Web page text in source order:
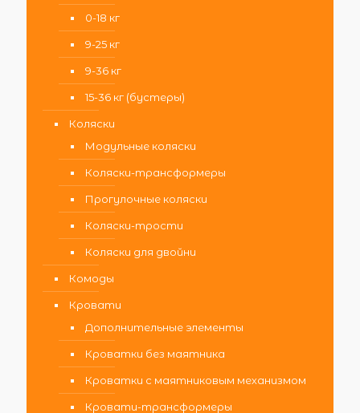
0-18 кг
9-25 кг
9-36 кг
15-36 кг (бустеры)
Коляски
Модульные коляски
Коляски-трансформеры
Прогулочные коляски
Коляски-трости
Коляски для двойни
Комоды
Кровати
Дополнительные элементы
Кроватки без маятника
Кроватки с маятниковым механизмом
Кровати-трансформеры